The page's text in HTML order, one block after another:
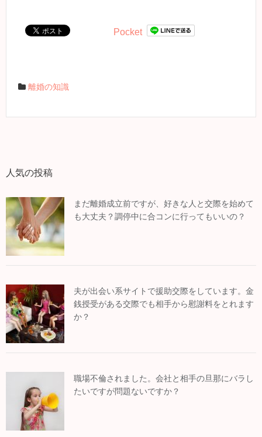
Pocket
離婚の知識
人気の投稿
まだ離婚成立前ですが、好きな人と交際を始めて
も大丈夫？調停中に合コンに行ってもいいの？
夫が出会い系サイトで援助交際をしています。金
銭授受がある交際でも相手から慰謝料をとれます
か？
職場不倫されました。会社と相手の旦那にバラし
たいですが問題ないですか？